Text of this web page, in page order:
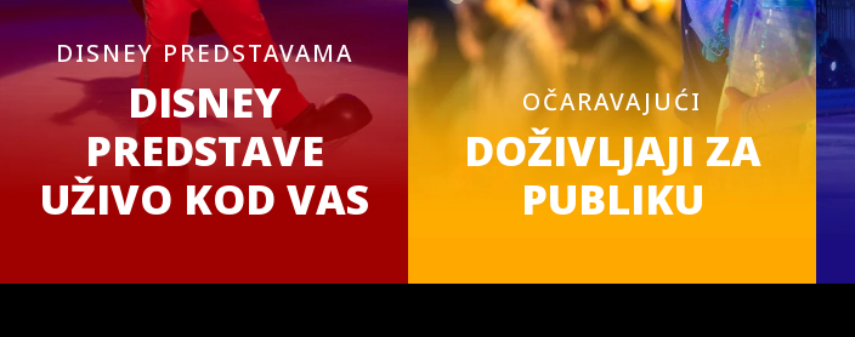
DISNEY PREDSTAVAMA
DISNEY
PREDSTAVE
UŽIVO KOD VAS
OČARAVAJUĆI
DOŽIVLJAJI ZA
PUBLIKU